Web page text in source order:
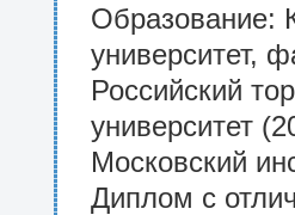
Образование:
университет,
Российский
университет
Московский
Диплом с